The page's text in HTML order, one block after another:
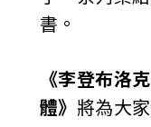
書。
《李登布洛
體》 將為大